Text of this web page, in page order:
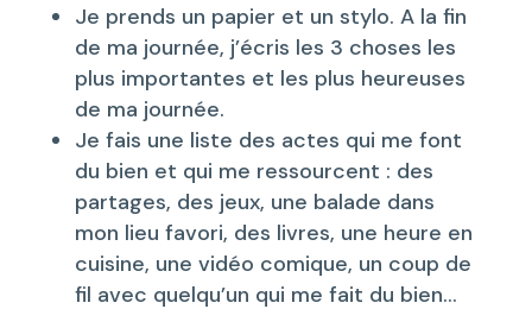
Je prends un papier et un stylo. A la fin
de ma journée, j’écris les 3 choses les
plus importantes et les plus heureuses
de ma journée.
Je fais une liste des actes qui me font
du bien et qui me ressourcent : des
partages, des jeux, une balade dans
mon lieu favori, des livres, une heure en
cuisine, une vidéo comique, un coup de
fil avec quelqu’un qui me fait du bien…